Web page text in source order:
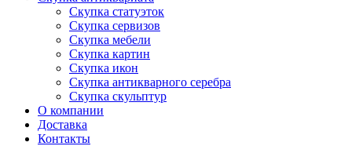
Скупка статуэток
Скупка сервизов
Скупка мебели
Скупка картин
Скупка икон
Скупка антикварного серебра
Скупка скульптур
О компании
Доставка
Контакты